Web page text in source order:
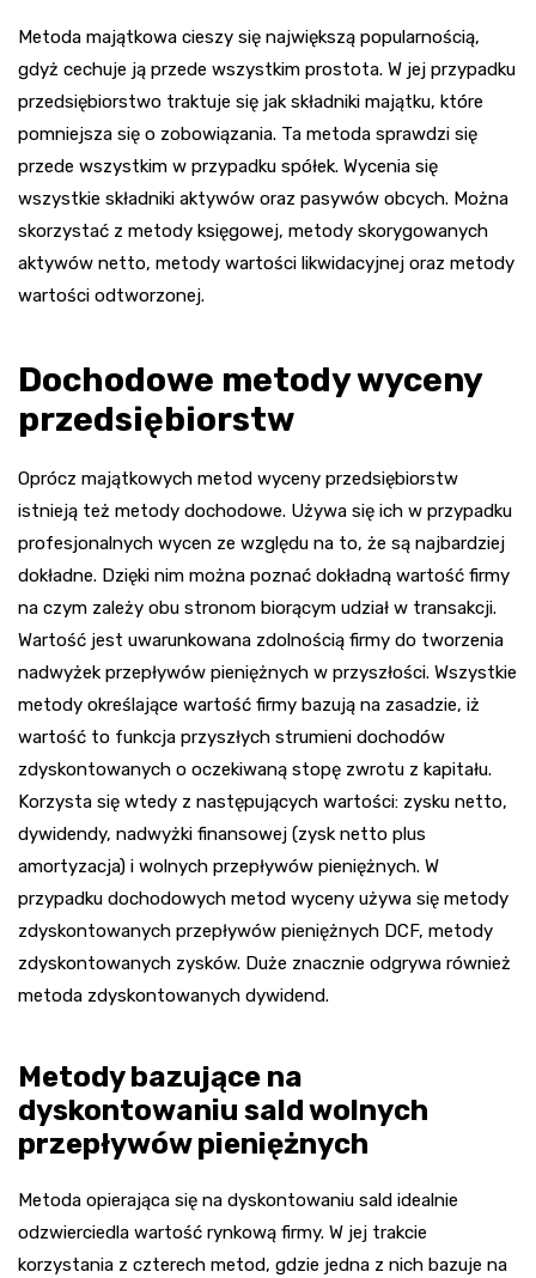
Metoda majątkowa cieszy się największą popularnością,
gdyż cechuje ją przede wszystkim prostota. W jej przypadku
przedsiębiorstwo traktuje się jak składniki majątku, które
pomniejsza się o zobowiązania. Ta metoda sprawdzi się
przede wszystkim w przypadku spółek. Wycenia się
wszystkie składniki aktywów oraz pasywów obcych. Można
skorzystać z metody księgowej, metody skorygowanych
aktywów netto, metody wartości likwidacyjnej oraz metody
wartości odtworzonej.
Dochodowe metody wyceny
przedsiębiorstw
Oprócz majątkowych metod wyceny przedsiębiorstw
istnieją też metody dochodowe. Używa się ich w przypadku
profesjonalnych wycen ze względu na to, że są najbardziej
dokładne. Dzięki nim można poznać dokładną wartość firmy
na czym zależy obu stronom biorącym udział w transakcji.
Wartość jest uwarunkowana zdolnością firmy do tworzenia
nadwyżek przepływów pieniężnych w przyszłości. Wszystkie
metody określające wartość firmy bazują na zasadzie, iż
wartość to funkcja przyszłych strumieni dochodów
zdyskontowanych o oczekiwaną stopę zwrotu z kapitału.
Korzysta się wtedy z następujących wartości: zysku netto,
dywidendy, nadwyżki finansowej (zysk netto plus
amortyzacja) i wolnych przepływów pieniężnych. W
przypadku dochodowych metod wyceny używa się metody
zdyskontowanych przepływów pieniężnych DCF, metody
zdyskontowanych zysków. Duże znacznie odgrywa również
metoda zdyskontowanych dywidend.
Metody bazujące na
dyskontowaniu sald wolnych
przepływów pieniężnych
Metoda opierająca się na dyskontowaniu sald idealnie
odzwierciedla wartość rynkową firmy. W jej trakcie
korzystania z czterech metod, gdzie jedna z nich bazuje na